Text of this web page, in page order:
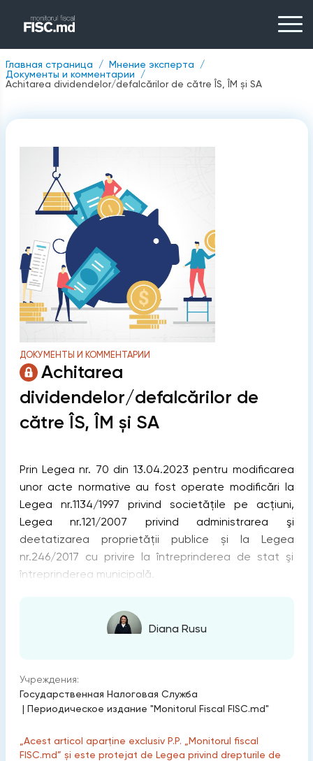
Главная страница
Мнение эксперта
Документы и комментарии
Achitarea dividendelor/defalcărilor de către ÎS, ÎM și SA
ДОКУМЕНТЫ И КОММЕНТАРИИ
Achitarea
dividendelor/defalcărilor de
către ÎS, ÎM și SA
Prin Legea nr. 70 din 13.04.2023 pentru modificarea
unor acte normative au fost operate modificări la
Legea nr.1134/1997 privind societăţile pe acţiuni,
Legea nr.121/2007 privind administrarea şi
deetatizarea proprietăţii publice și la Legea
nr.246/2017 cu privire la întreprinderea de stat şi
întreprinderea municipală.
Diana Rusu
Учреждения:
Государственная Налоговая Служба
| Периодическое издание "Monitorul Fiscal FISC.md"
„Acest articol aparține exclusiv P.P. „Monitorul fiscal
FISC.md” și este protejat de Legea privind drepturile de